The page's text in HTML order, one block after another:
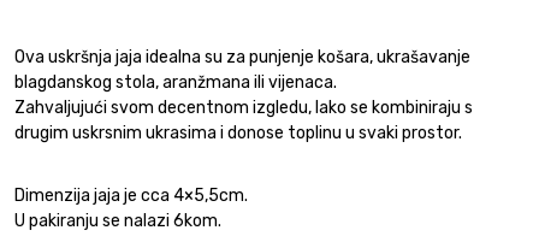
Ova uskršnja jaja idealna su za punjenje košara, ukrašavanje
blagdanskog stola, aranžmana ili vijenaca.
Zahvaljujući svom decentnom izgledu, lako se kombiniraju s
drugim uskrsnim ukrasima i donose toplinu u svaki prostor.
Dimenzija jaja je cca 4×5,5cm.
U pakiranju se nalazi 6kom.